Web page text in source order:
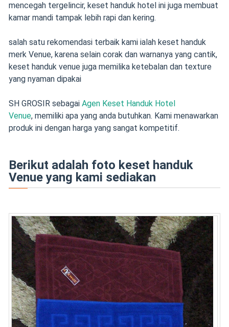
mencegah tergelincir, keset handuk hotel ini juga membuat
kamar mandi tampak lebih rapi dan kering.
salah satu rekomendasi terbaik kami ialah keset handuk
merk Venue, karena selain corak dan warnanya yang cantik,
keset handuk venue juga memilika ketebalan dan texture
yang nyaman dipakai
SH GROSIR sebagai Agen Keset Handuk Hotel
Venue, memiliki apa yang anda butuhkan. Kami menawarkan
produk ini dengan harga yang sangat kompetitif.
Berikut adalah foto keset handuk
Venue yang kami sediakan